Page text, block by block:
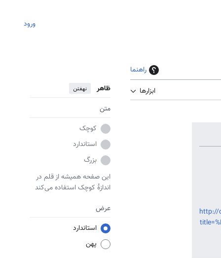
ورود
راهنما
ابزارها
ظاهر نهفتن
متن
کوچک
استاندارد
بزرگ
این صفحه همیشه از قلم در
اندازهٔ کوچک استفاده می‌کند
عرض
استاندارد
پهن
http://